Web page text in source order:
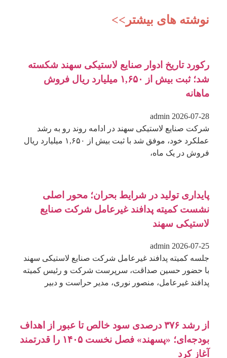
نوشته های بیشتر>>
رکورد تاریخ ادوار صنایع لاستیکی سهند شکسته
شد؛ ثبت بیش از ۱,۶۵۰ میلیارد ریال فروش
ماهانه
admin 2026-07-28
شرکت صنایع لاستیکی سهند در ادامه روند رو به رشد
عملکرد خود، موفق شد با ثبت بیش از ۱,۶۵۰ میلیارد ریال
فروش در یک ماه،
پایداری تولید در شرایط بحران؛ محور اصلی
نشست کمیته پدافند غیرعامل شرکت صنایع
لاستیکی سهند
admin 2026-07-25
جلسه کمیته پدافند غیرعامل شرکت صنایع لاستیکی سهند
با حضور حسین صداقت، سرپرست شرکت و رئیس کمیته
پدافند غیرعامل، منصور نوری، مدیر حراست و دبیر
از رشد ۳۷۶ درصدی سود خالص تا عبور از اهداف
بودجه‌ای؛ «پسهند» فصل نخست ۱۴۰۵ را قدرتمند
آغاز کرد